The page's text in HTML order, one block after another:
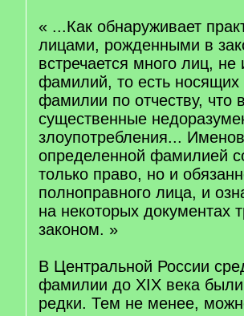
« ...Как обнаруживает
лицами, рожденными в
встречается много лиц,
фамилий, то есть
фамилии по отчеству, что
существенные
злоупотребления...
определенной фамилией
только право, но и
полноправного лица, и
на некоторых документах
законом. »
В Центральной России
фамилии до XIX века были
редки. Тем не менее,